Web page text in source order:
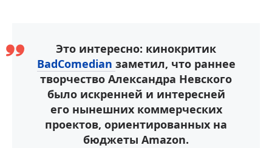
Это интересно: кинокритик
BadComedian заметил, что раннее
творчество Александра Невского
было искренней и интересней
его нынешних коммерческих
проектов, ориентированных на
бюджеты Amazon.